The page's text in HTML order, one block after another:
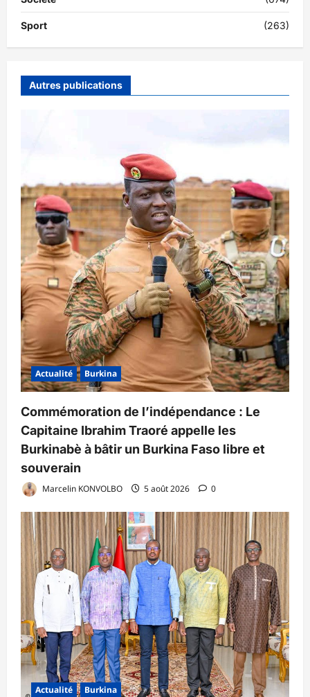
Sport (263)
Autres publications
Actualité Burkina
Commémoration de l’indépendance : Le
Capitaine Ibrahim Traoré appelle les
Burkinabè à bâtir un Burkina Faso libre et
souverain
Marcelin KONVOLBO 5 août 2026 0
Actualité Burkina